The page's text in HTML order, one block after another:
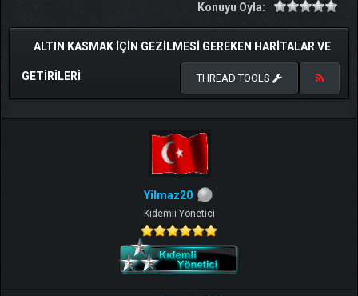
Konuyu Oyla:
ALTIN KASMAK IÇIN GEZILMESI GEREKEN HARITALAR VE
GETIRILERI THREAD TOOLS
Yilmaz20
Kıdemli Yönetici